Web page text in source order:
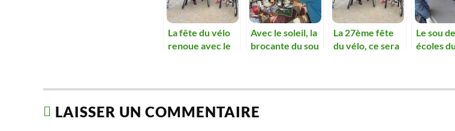
La fête du vélo
renoue avec le
Avec le soleil, la
brocante du sou
La 27ème fête
du vélo, ce sera
Le sou
écoles
LAISSER UN COMMENTAIRE